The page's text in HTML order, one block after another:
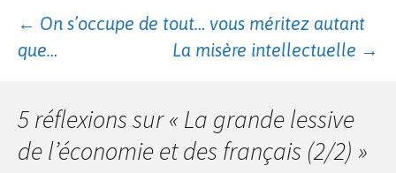
Navigation
articles
← On s’occupe de tout… vous méritez autant
que…
La misère intellectuelle →
5 réflexions sur « La grande lessive
de l’économie et des français (2/2) »